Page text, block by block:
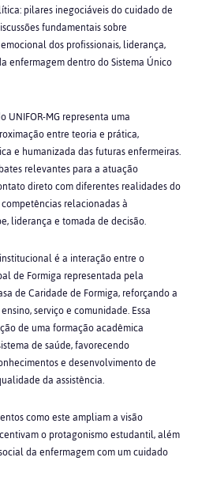
pilares inegociáveis do cuidado de
fundamentais sobre
dos profissionais, liderança,
enfermagem dentro do Sistema Único
UNIFOR-MG representa uma
entre teoria e prática,
e humanizada das futuras enfermeiras.
relevantes para a atuação
direto com diferentes realidades do
relacionadas à
liderança e tomada de decisão.
é a interação entre o
de Formiga representada pela
de Caridade de Formiga, reforçando a
serviço e comunidade. Essa
de uma formação acadêmica
de saúde, favorecendo
e desenvolvimento de
da assistência.
como este ampliam a visão
o protagonismo estudantil, além
da enfermagem com um cuidado